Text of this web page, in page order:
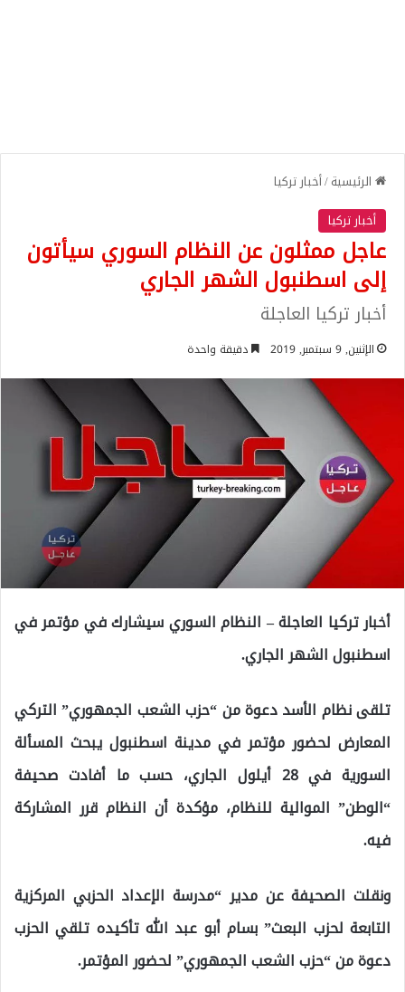
الرئيسية/أخبار تركيا
أخبار تركيا
عاجل ممثلون عن النظام السوري سيأتون
إلى اسطنبول الشهر الجاري
أخبار تركيا العاجلة
الإثنين, 9 سبتمبر, 2019 دقيقة واحدة
أخبار تركيا العاجلة – النظام السوري سيشارك في مؤتمر في
اسطنبول الشهر الجاري.
تلقى نظام الأسد دعوة من “حزب الشعب الجمهوري” التركي
المعارض لحضور مؤتمر في مدينة اسطنبول يبحث المسألة
السورية في 28 أيلول الجاري، حسب ما أفادت صحيفة
“الوطن” الموالية للنظام، مؤكدة أن النظام قرر المشاركة
فيه.
ونقلت الصحيفة عن مدير “مدرسة الإعداد الحزبي المركزية
التابعة لحزب البعث” بسام أبو عبد الله تأكيده تلقي الحزب
دعوة من “حزب الشعب الجمهوري” لحضور المؤتمر.